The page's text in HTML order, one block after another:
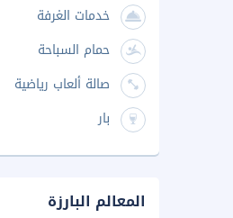
خدمات الغرفة
حمام السباحة
صالة ألعاب رياضية
بار
المعالم البارزة